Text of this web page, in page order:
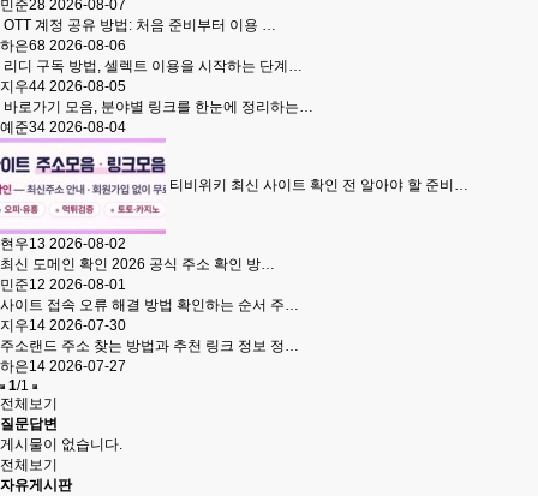
민준28 2026-08-07
OTT 계정 공유 방법: 처음 준비부터 이용 …
하은68 2026-08-06
리디 구독 방법, 셀렉트 이용을 시작하는 단계…
지우44 2026-08-05
바로가기 모음, 분야별 링크를 한눈에 정리하는…
예준34 2026-08-04
티비위키 최신 사이트 확인 전 알아야 할 준비…
현우13 2026-08-02
최신 도메인 확인 2026 공식 주소 확인 방…
민준12 2026-08-01
사이트 접속 오류 해결 방법 확인하는 순서 주…
지우14 2026-07-30
주소랜드 주소 찾는 방법과 추천 링크 정보 정…
하은14 2026-07-27
1/1
전체보기
질문답변
게시물이 없습니다.
전체보기
자유게시판